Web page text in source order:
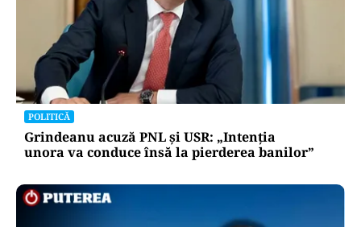
POLITICĂ
Grindeanu acuză PNL și USR: „Intenția
unora va conduce însă la pierderea banilor”